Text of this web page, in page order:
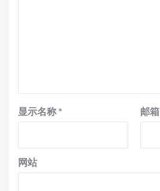
显示名称 * 邮箱
网站